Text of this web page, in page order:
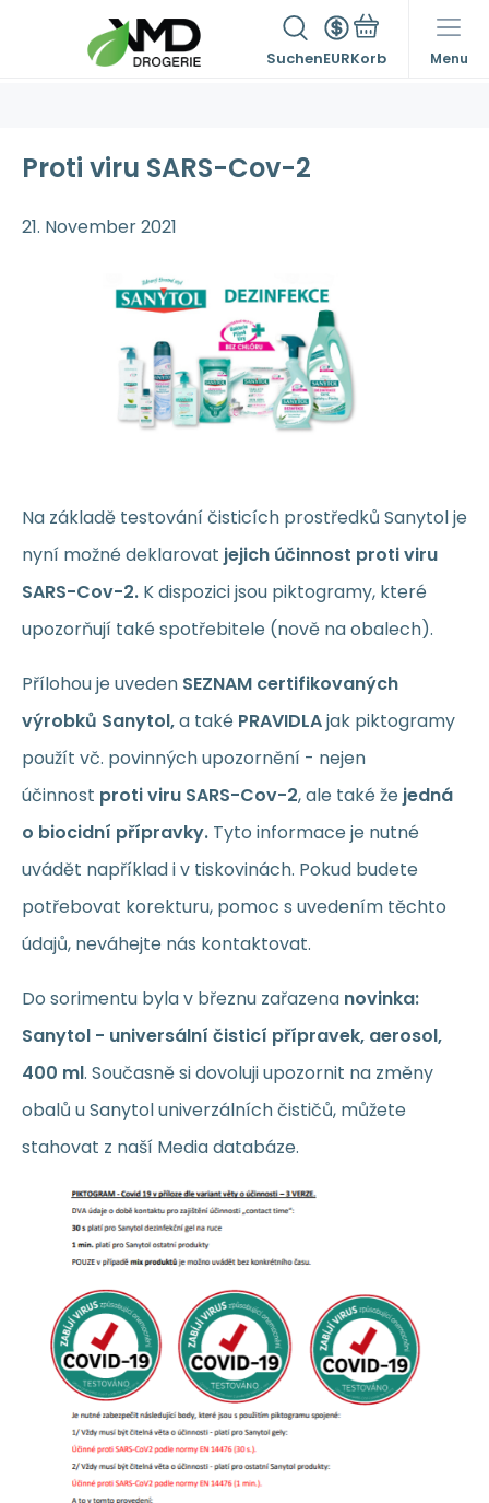
SuchenEUR Menu
Proti viru SARS-Cov-2
21. November 2021
Na základě testování čisticích prostředků Sanytol je
nyní možné deklarovat jejich účinnost proti viru
SARS-Cov-2. K dispozici jsou piktogramy, které
upozorňují také spotřebitele (nově na obalech).
Přílohou je uveden SEZNAM certifikovaných
výrobků Sanytol,a také PRAVIDLAjak piktogramy
použít vč. povinných upozornění - nejen
účinnost proti viru SARS-Cov-2, ale také že jedná
o biocidní přípravky. Tyto informace je nutné
uvádět například i v tiskovinách. Pokud budete
potřebovat korekturu, pomoc s uvedením těchto
údajů, neváhejte nás kontaktovat.
Do sorimentu byla v březnu zařazena novinka:
Sanytol - universální čisticí přípravek, aerosol,
400 ml. Současně si dovoluji upozornit na změny
obalů u Sanytol univerzálních čističů, můžete
stahovat z naší Media databáze.